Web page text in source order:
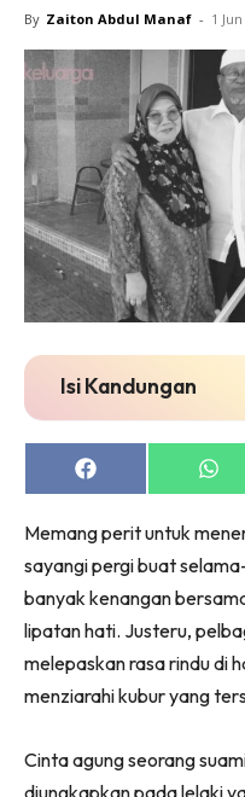
By Zaiton Abdul Manaf - 1
Isi Kandungan
Share
on
Share
on
Memang perit untuk
sayangi pergi buat
banyak kenangan
lipatan hati. Justeru,
melepaskan rasa rindu di
menziarahi kubur yang
Cinta agung seorang
diungkapkan pada lelaki